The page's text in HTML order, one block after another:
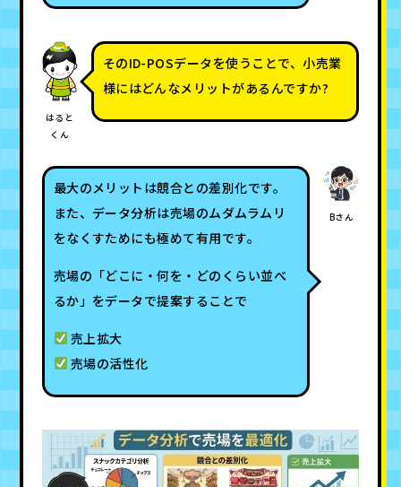
はると
くん
そのID-POSデータを使うことで、小売業
様にはどんなメリットがあるんですか?
Bさん
最大のメリットは競合との差別化です。
また、データ分析は売場のムダムラムリ
をなくすためにも極めて有用です。
売場の「どこに・何を・どのくらい並べ
るか」をデータで提案することで
売上拡大
売場の活性化